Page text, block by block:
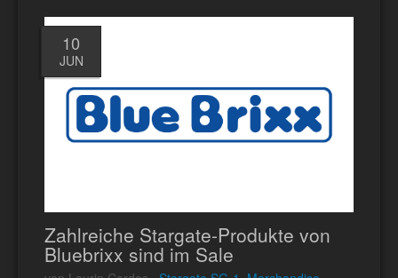
10
JUN
Zahlreiche Stargate-Produkte von
Bluebrixx sind im Sale